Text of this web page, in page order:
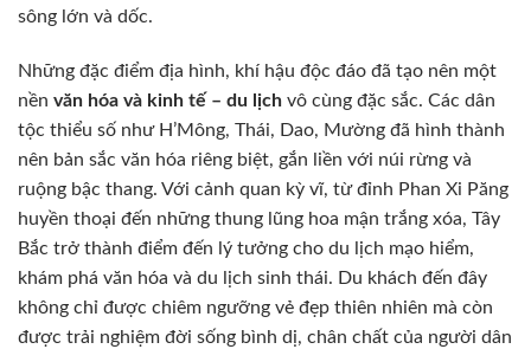
sông lớn và dốc.
Những đặc điểm địa hình, khí hậu độc đáo đã tạo nên một
nền văn hóa và kinh tế – du lịch vô cùng đặc sắc. Các dân
tộc thiểu số như H’Mông, Thái, Dao, Mường đã hình thành
nên bản sắc văn hóa riêng biệt, gắn liền với núi rừng và
ruộng bậc thang. Với cảnh quan kỳ vĩ, từ đỉnh Phan Xi Păng
huyền thoại đến những thung lũng hoa mận trắng xóa, Tây
Bắc trở thành điểm đến lý tưởng cho du lịch mạo hiểm,
khám phá văn hóa và du lịch sinh thái. Du khách đến đây
không chỉ được chiêm ngưỡng vẻ đẹp thiên nhiên mà còn
được trải nghiệm đời sống bình dị, chân chất của người dân